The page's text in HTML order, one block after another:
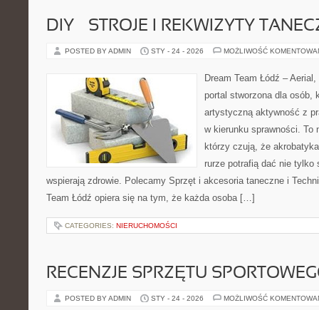
DIY – STROJE I REKWIZYTY
POSTED BY ADMIN STY - 24 - 2026 MOŻLIWOŚĆ
Dream Team Łódź –
portal stworzona dla osób,
artystyczną aktywność z
w kierunku sprawności.
którzy czują, że
rurze potrafią dać nie
wspierają zdrowie. Polecamy Sprzęt i akcesoria taneczne i
Team Łódź opiera się na tym, że każda osoba […]
CATEGORIES: NIERUCHOMOŚCI
RECENZJE SPRZĘTU
POSTED BY ADMIN STY - 24 - 2026 MOŻLIWOŚĆ